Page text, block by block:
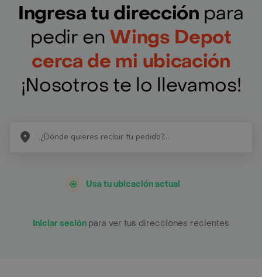
Ingresa tu dirección para
pedir en Wings Depot
cerca de mi ubicación
¡Nosotros te lo llevamos!
Usa tu ubicación actual
Iniciar sesión para ver tus direcciones recientes